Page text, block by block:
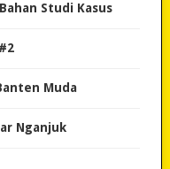
Studi Kasus
Muda
Nganjuk